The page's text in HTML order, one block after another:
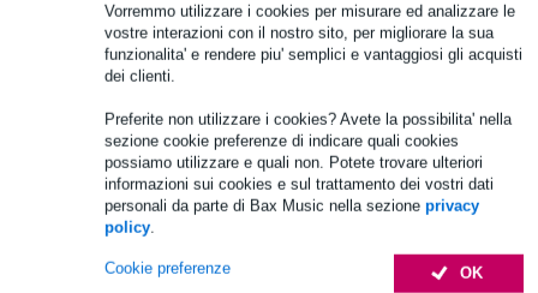
Vorremmo utilizzare i cookies per misurare ed analizzare le
vostre interazioni con il nostro sito, per migliorare la sua
funzionalita' e rendere piu' semplici e vantaggiosi gli acquisti
dei clienti.
Preferite non utilizzare i cookies? Avete la possibilita' nella
sezione cookie preferenze di indicare quali cookies
possiamo utilizzare e quali non. Potete trovare ulteriori
informazioni sui cookies e sul trattamento dei vostri dati
personali da parte di Bax Music nella sezione privacy
policy.
OK
Cookie preferenze
tipo: guarnizione
materiale: schiuma
compatibilità: FRS 10 WP
Specifiche complete
Accessori (7)